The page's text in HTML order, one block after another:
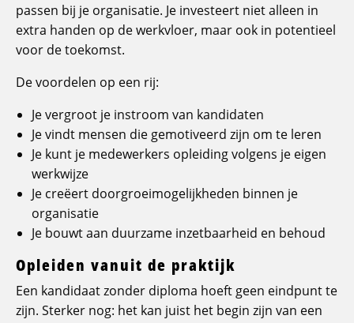
passen bij je organisatie. Je investeert niet alleen in
extra handen op de werkvloer, maar ook in potentieel
voor de toekomst.
De voordelen op een rij:
Je vergroot je instroom van kandidaten
Je vindt mensen die gemotiveerd zijn om te leren
Je kunt je medewerkers opleiding volgens je eigen
werkwijze
Je creëert doorgroeimogelijkheden binnen je
organisatie
Je bouwt aan duurzame inzetbaarheid en behoud
Opleiden vanuit de praktijk
Een kandidaat zonder diploma hoeft geen eindpunt te
zijn. Sterker nog: het kan juist het begin zijn van een